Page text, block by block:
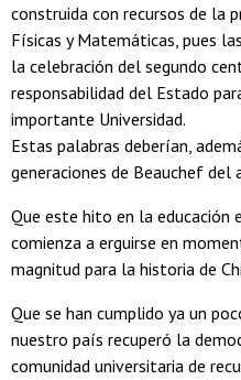
construida con recursos de la
Físicas y Matemáticas, pues
la celebración del segundo
responsabilidad del Estado
importante Universidad.
Estas palabras deberían,
generaciones de Beauchef del
Que este hito en la educación
comienza a erguirse en
magnitud para la historia de
Que se han cumplido ya un
nuestro país recuperó la
comunidad universitaria de